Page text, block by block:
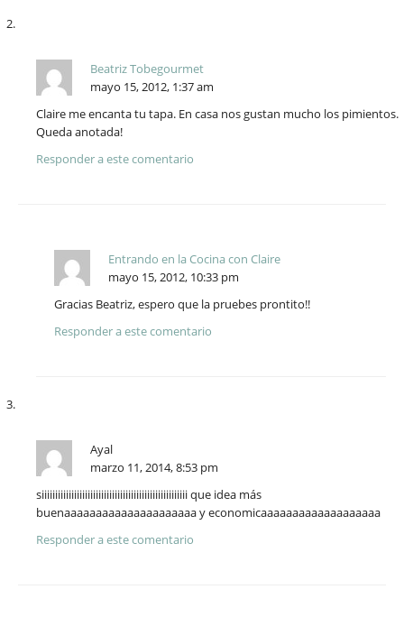
Beatriz Tobegourmet
mayo 15, 2012, 1:37 am
Claire me encanta tu tapa. En casa nos gustan mucho los pimientos.
Queda anotada!
Responder a este comentario
Entrando en la Cocina con Claire
mayo 15, 2012, 10:33 pm
Gracias Beatriz, espero que la pruebes prontito!!
Responder a este comentario
Ayal
marzo 11, 2014, 8:53 pm
siiiiiiiiiiiiiiiiiiiiiiiiiiiiiiiiiiiiiiiiiiiiiiiiiiiiii que idea más
buenaaaaaaaaaaaaaaaaaaaaa y economicaaaaaaaaaaaaaaaaaaa
Responder a este comentario